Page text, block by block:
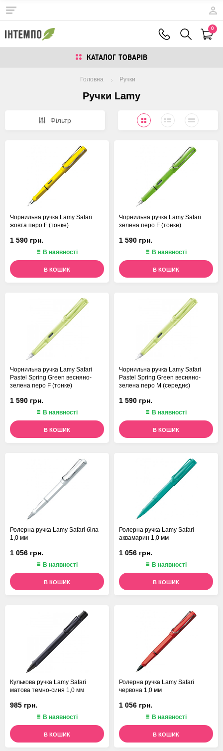
0
КАТАЛОГ ТОВАРIВ
Головна Ручки
Ручки Lamy
Фiльтр
Чорнильна ручка Lamy Safari
жовта перо F (тонке)
1 590 грн.
В наявності
В КОШИК
Чорнильна ручка Lamy Safari
зелена перо F (тонке)
1 590 грн.
В наявності
В КОШИК
Чорнильна ручка Lamy Safari
Pastel Spring Green весняно-
зелена перо F (тонке)
1 590 грн.
В наявності
В КОШИК
Чорнильна ручка Lamy Safari
Pastel Spring Green весняно-
зелена перо M (середнє)
1 590 грн.
В наявності
В КОШИК
Ролерна ручка Lamy Safari біла
1,0 мм
1 056 грн.
В наявності
В КОШИК
Ролерна ручка Lamy Safari
аквамарин 1,0 мм
1 056 грн.
В наявності
В КОШИК
Кулькова ручка Lamy Safari
матова темно-синя 1,0 мм
985 грн.
В наявності
В КОШИК
Ролерна ручка Lamy Safari
червона 1,0 мм
1 056 грн.
В наявності
В КОШИК